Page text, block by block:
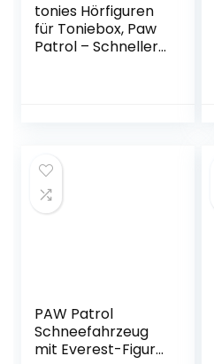
tonies Hörfiguren
für Toniebox, Paw
Patrol – Schneller
PAW Patrol
Schneefahrzeug
mit Everest-Figur